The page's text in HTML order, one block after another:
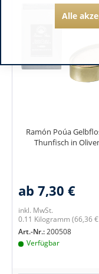
Ramón Poúa
Thunfisch in
ab 7,30 €
inkl. MwSt.
0.11 Kilogramm(66,36
Art.-Nr.:200508
Verfügbar
Alle